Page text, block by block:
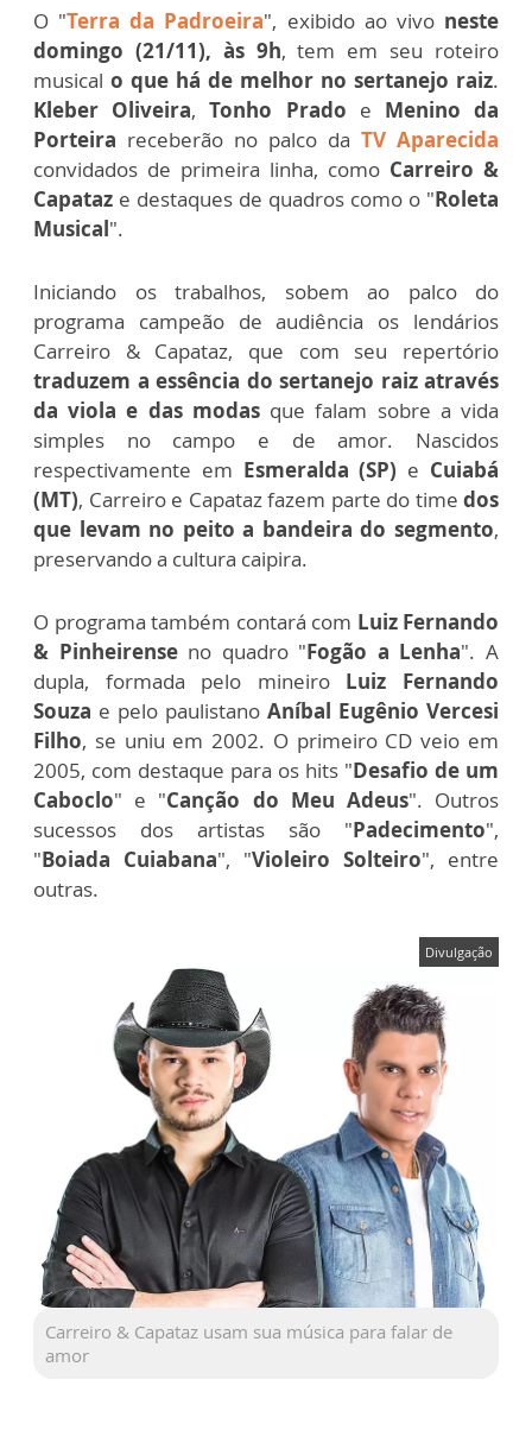
O "Terra da Padroeira", exibido ao vivo neste
domingo (21/11), às 9h, tem em seu roteiro
musical o que há de melhor no sertanejo raiz.
Kleber Oliveira,Tonho Prado e Menino da
Porteira receberão no palco da TV Aparecida
convidados de primeira linha, como Carreiro &
Capataz e destaques de quadros como o "Roleta
Musical".
Iniciando os trabalhos, sobem ao palco do
programa campeão de audiência os lendários
Carreiro & Capataz, que com seu repertório
traduzem a essência do sertanejo raiz através
da viola e das modas que falam sobre a vida
simples no campo e de amor. Nascidos
respectivamente em Esmeralda (SP) e Cuiabá
(MT), Carreiro e Capataz fazem parte do time dos
que levam no peito a bandeira do segmento,
preservando a cultura caipira.
O programa também contará com Luiz Fernando
& Pinheirenseno quadro "Fogão a Lenha". A
dupla, formada pelo mineiroLuiz Fernando
Souza e pelo paulistano Aníbal Eugênio Vercesi
Filho, se uniu em 2002. O primeiro CD veio em
2005, com destaque para os hits "Desafio de um
Caboclo" e "Canção do Meu Adeus". Outros
sucessos dos artistas são "Padecimento",
"Boiada Cuiabana", "Violeiro Solteiro", entre
outras.
Divulgação
Carreiro & Capataz usam sua música para falar de
amor